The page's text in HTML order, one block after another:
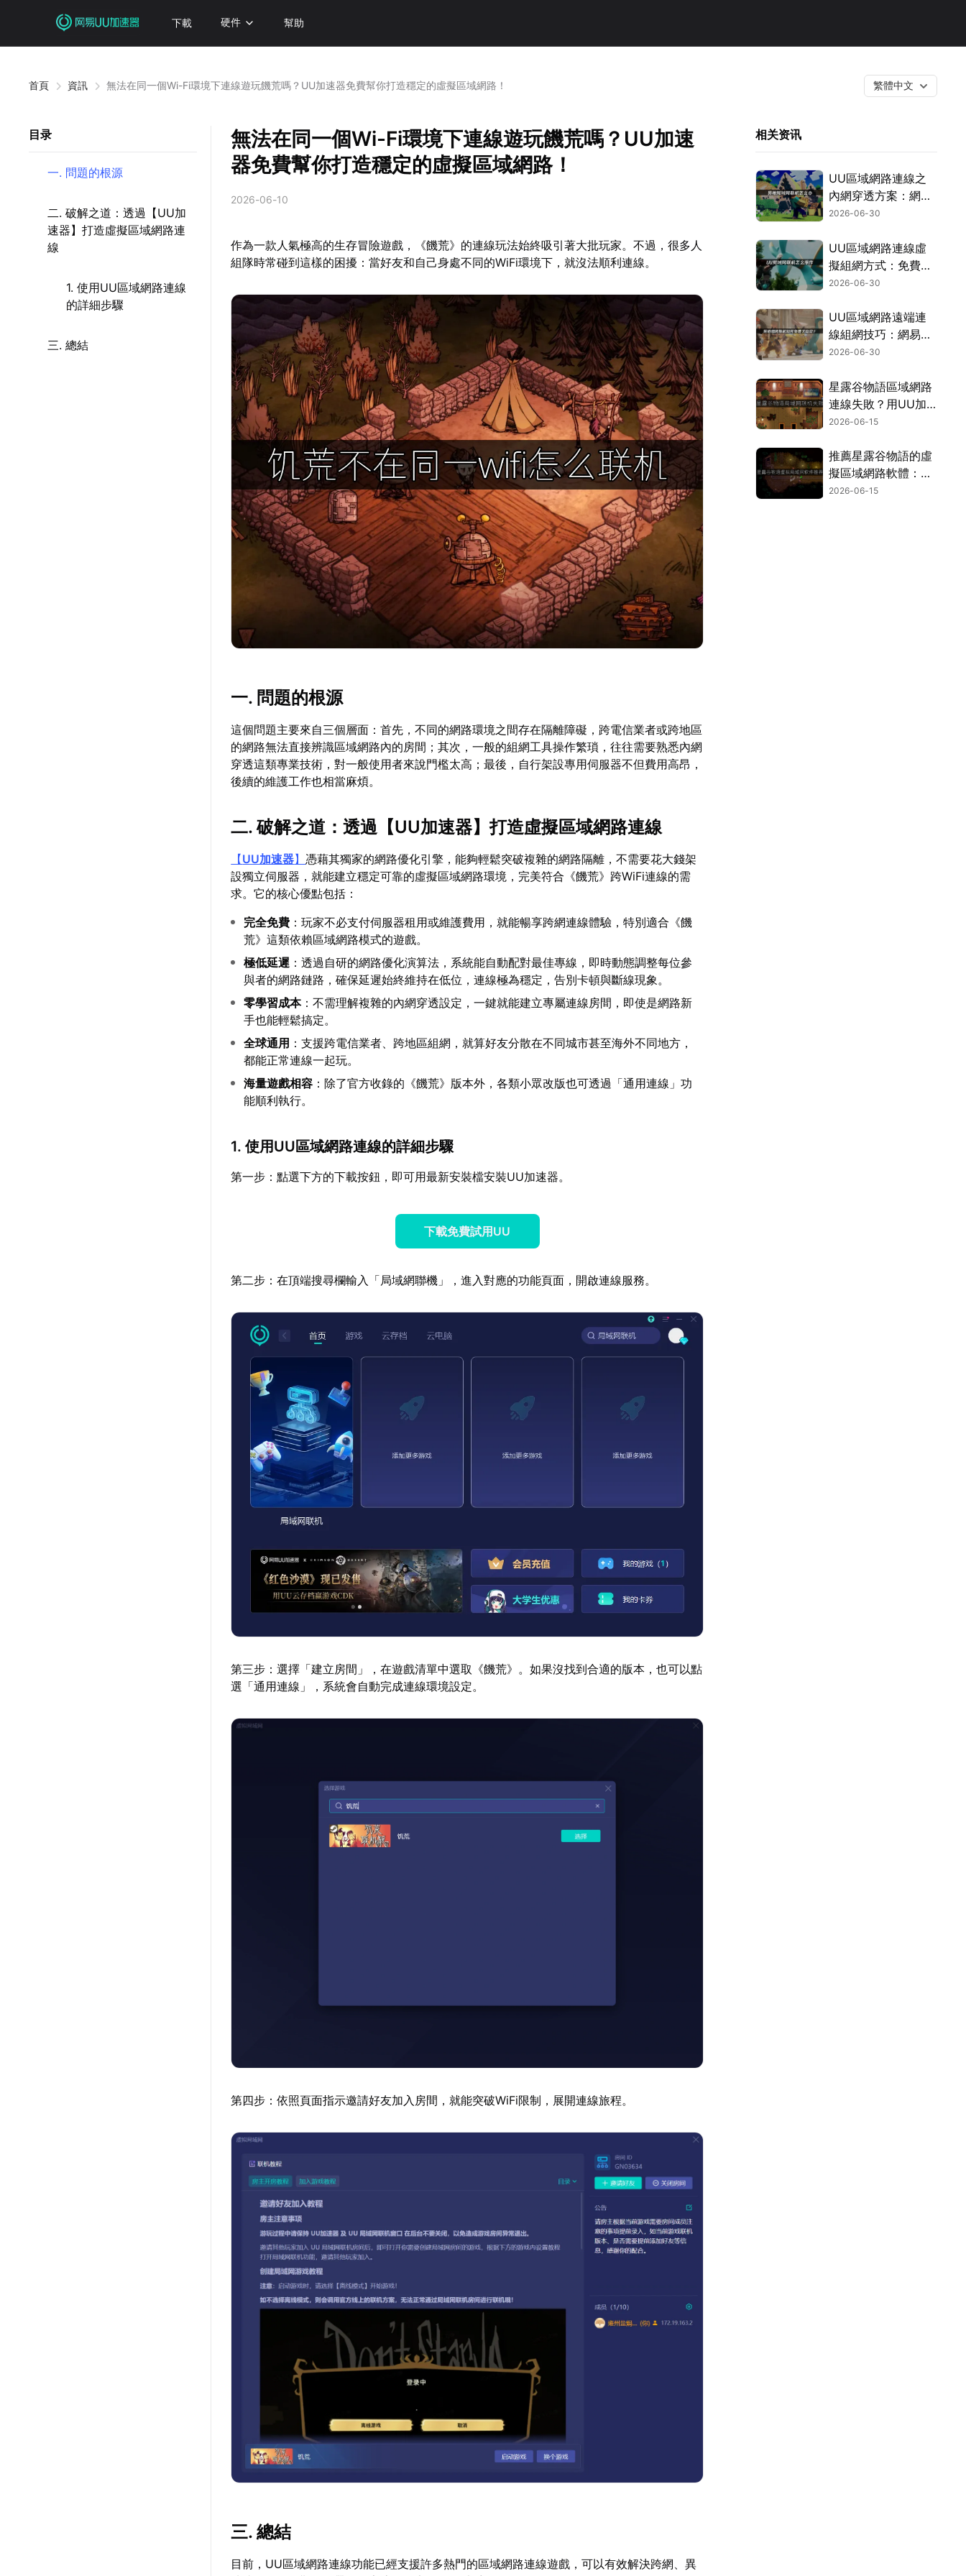
下載 硬件 幫助
首頁 資訊 無法在同一個Wi-Fi環境下連線遊玩饑荒嗎？UU加速器免費幫你打造穩定的虛擬區域網路！ 繁體中文
目录
一. 問題的根源
二. 破解之道：透過【UU加
速器】打造虛擬區域網路連
線
1. 使用UU區域網路連線
的詳細步驟
三. 總結
無法在同一個Wi-Fi環境下連線遊玩饑荒嗎？UU加速
器免費幫你打造穩定的虛擬區域網路！
2026-06-10
作為一款人氣極高的生存冒險遊戲，《饑荒》的連線玩法始終吸引著大批玩家。不過，很多人
組隊時常碰到這樣的困擾：當好友和自己身處不同的WiFi環境下，就沒法順利連線。
一. 問題的根源
這個問題主要來自三個層面：首先，不同的網路環境之間存在隔離障礙，跨電信業者或跨地區
的網路無法直接辨識區域網路內的房間；其次，一般的組網工具操作繁瑣，往往需要熟悉內網
穿透這類專業技術，對一般使用者來說門檻太高；最後，自行架設專用伺服器不但費用高昂，
後續的維護工作也相當麻煩。
二. 破解之道：透過【UU加速器】打造虛擬區域網路連線
【UU加速器】 憑藉其獨家的網路優化引擎，能夠輕鬆突破複雜的網路隔離，不需要花大錢架
設獨立伺服器，就能建立穩定可靠的虛擬區域網路環境，完美符合《饑荒》跨WiFi連線的需
求。它的核心優點包括：
完全免費 ：玩家不必支付伺服器租用或維護費用，就能暢享跨網連線體驗，特別適合《饑
荒》這類依賴區域網路模式的遊戲。
極低延遲 ：透過自研的網路優化演算法，系統能自動配對最佳專線，即時動態調整每位參
與者的網路鏈路，確保延遲始終維持在低位，連線極為穩定，告別卡頓與斷線現象。
零學習成本：不需理解複雜的內網穿透設定，一鍵就能建立專屬連線房間，即使是網路新
手也能輕鬆搞定。
全球通用 ：支援跨電信業者、跨地區組網，就算好友分散在不同城市甚至海外不同地方，
都能正常連線一起玩。
海量遊戲相容 ：除了官方收錄的《饑荒》版本外，各類小眾改版也可透過「通用連線」功
能順利執行。
1. 使用UU區域網路連線的詳細步驟
第一步：點選下方的下載按鈕，即可用最新安裝檔安裝UU加速器。
下載免費試用UU
第二步：在頂端搜尋欄輸入「局域網聯機」，進入對應的功能頁面，開啟連線服務。
第三步：選擇「建立房間」，在遊戲清單中選取《饑荒》。如果沒找到合適的版本，也可以點
選「通用連線」，系統會自動完成連線環境設定。
第四步：依照頁面指示邀請好友加入房間，就能突破WiFi限制，展開連線旅程。
三. 總結
目前，UU區域網路連線功能已經支援許多熱門的區域網路連線遊戲，可以有效解決跨網、異
相关资讯
UU區域網路連線之
內網穿透方案：網易
UU虛擬區域網路一
2026-06-30
UU區域網路連線虛
擬組網方式：免費用
零門檻輕鬆暢遊全球
2026-06-30
UU區域網路遠端連
線組網技巧：網易
UU加速器無門檻穩
2026-06-30
星露谷物語區域網路
連線失敗？用UU加
速器免費區網方案搞
2026-06-15
推薦星露谷物語的虛
擬區域網路軟體：
UU加速器完整流程
2026-06-15